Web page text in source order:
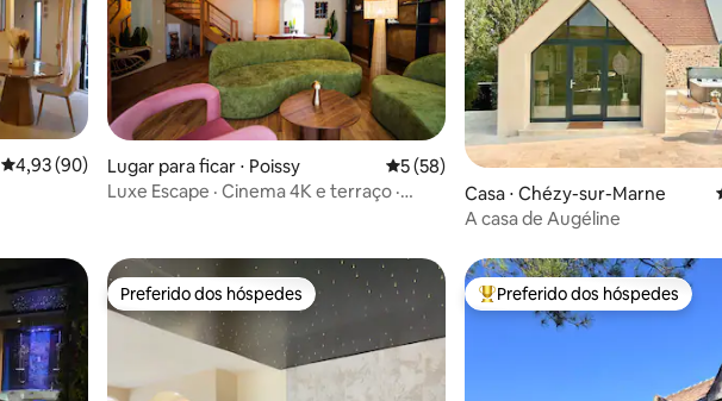
4,93 de uma avaliação média de 5, 90 avaliações
4,93 (90)
Lugar para ficar ⋅ Poissy 5 de uma avaliação média de 5, 58
5 (58)
Luxe Escape · Cinema 4K e terraço ·
Casa ⋅ Chézy-sur-Marne
A casa de Augéline
Preferido dos hóspedes
Preferido dos hóspedes Entre os melhores preferidos
Preferido dos hóspedes